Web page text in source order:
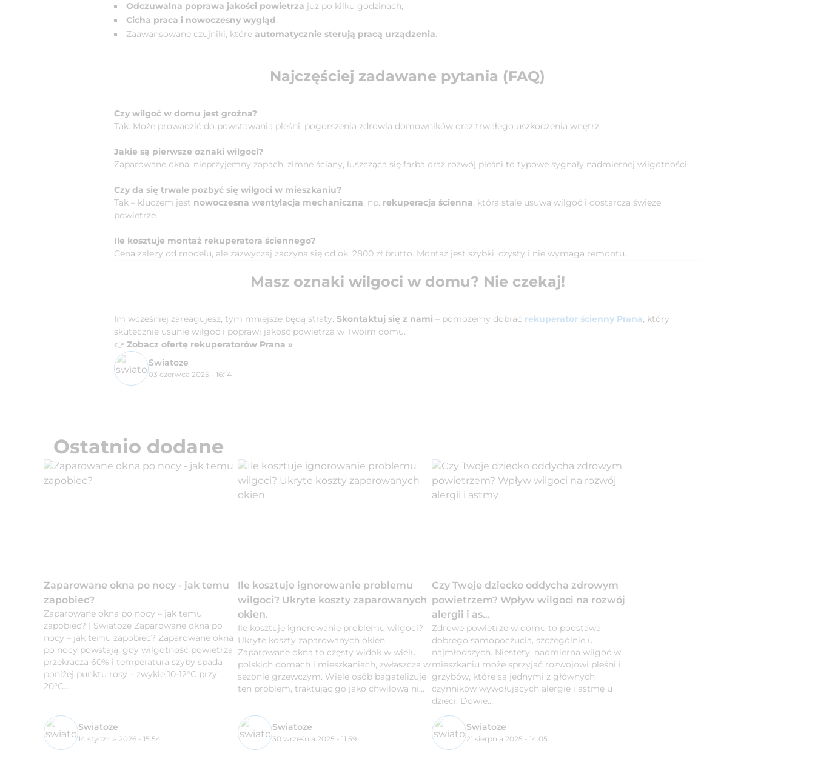
Odczuwalna poprawa jakości powietrza już po kilku godzinach,
Cicha praca i nowoczesny wygląd,
Zaawansowane czujniki, które automatycznie sterują pracą urządzenia.
Najczęściej zadawane pytania (FAQ)
Czy wilgoć w domu jest groźna?
Tak. Może prowadzić do powstawania pleśni, pogorszenia zdrowia domowników oraz trwałego uszkodzenia wnętrz.
Jakie są pierwsze oznaki wilgoci?
Zaparowane okna, nieprzyjemny zapach, zimne ściany, łuszcząca się farba oraz rozwój pleśni to typowe sygnały nadmiernej wilgotności.
Czy da się trwale pozbyć się wilgoci w mieszkaniu?
Tak – kluczem jest nowoczesna wentylacja mechaniczna, np. rekuperacja ścienna, która stale usuwa wilgoć i dostarcza świeże
powietrze.
Ile kosztuje montaż rekuperatora ściennego?
Cena zależy od modelu, ale zazwyczaj zaczyna się od ok. 2800 zł brutto. Montaż jest szybki, czysty i nie wymaga remontu.
Masz oznaki wilgoci w domu? Nie czekaj!
Im wcześniej zareagujesz, tym mniejsze będą straty. Skontaktuj się z nami – pomożemy dobrać rekuperator ścienny Prana, który
skutecznie usunie wilgoć i poprawi jakość powietrza w Twoim domu.
👉 Zobacz ofertę rekuperatorów Prana »
Swiatoze
03 czerwca 2025 - 16:14
Ostatnio dodane
Zaparowane okna po nocy - jak temu
zapobiec?
Zaparowane okna po nocy – jak temu
zapobiec? | Swiatoze Zaparowane okna po
nocy – jak temu zapobiec? Zaparowane okna
po nocy powstają, gdy wilgotność powietrza
przekracza 60% i temperatura szyby spada
poniżej punktu rosy – zwykle 10-12°C przy
20°C...
Swiatoze
14 stycznia 2026 - 15:54
Ile kosztuje ignorowanie problemu
wilgoci? Ukryte koszty zaparowanych
okien.
Ile kosztuje ignorowanie problemu wilgoci?
Ukryte koszty zaparowanych okien.
Zaparowane okna to częsty widok w wielu
polskich domach i mieszkaniach, zwłaszcza w
sezonie grzewczym. Wiele osób bagatelizuje
ten problem, traktując go jako chwilową ni...
Swiatoze
30 września 2025 - 11:59
Czy Twoje dziecko oddycha zdrowym
powietrzem? Wpływ wilgoci na rozwój
alergii i as...
Zdrowe powietrze w domu to podstawa
dobrego samopoczucia, szczególnie u
najmłodszych. Niestety, nadmierna wilgoć w
mieszkaniu może sprzyjać rozwojowi pleśni i
grzybów, które są jednymi z głównych
czynników wywołujących alergie i astmę u
dzieci. Dowie...
Swiatoze
21 sierpnia 2025 - 14:05